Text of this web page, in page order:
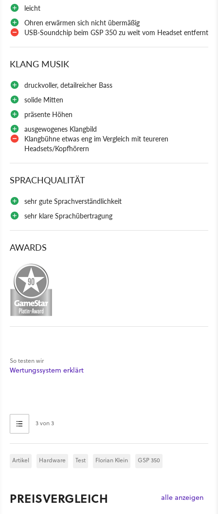
leicht
Ohren erwärmen sich nicht übermäßig
USB-Soundchip beim GSP 350 zu weit vom Headset entfernt
KLANG MUSIK
druckvoller, detailreicher Bass
solide Mitten
präsente Höhen
ausgewogenes Klangbild
Klangbühne etwas eng im Vergleich mit teureren
Headsets/Kopfhörern
SPRACHQUALITÄT
sehr gute Sprachverständlichkeit
sehr klare Sprachübertragung
AWARDS
So testen wir
Wertungssystem erklärt
3 von 3
Artikel Hardware Test Florian Klein GSP 350
PREISVERGLEICH alle anzeigen